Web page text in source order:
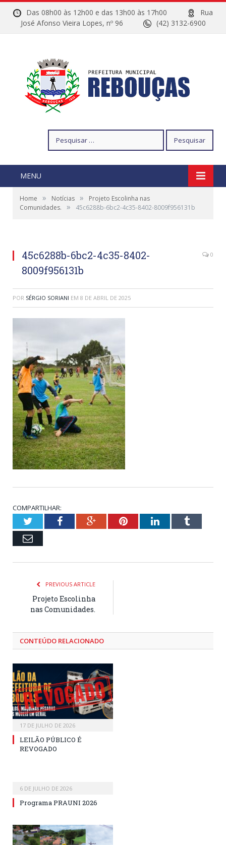
Das 08h00 às 12h00 e das 13h00 às 17h00
Rua
José Afonso Vieira Lopes, nº 96
(42) 3132-6900
por:
MENU
Home » Notícias »
Projeto Escolinha nas
Comunidades.
» 45c6288b-6bc2-4c35-8402-8009f956131b
45c6288b-6bc2-4c35-8402-
8009f956131b
0
POR SÉRGIO SORIANI EM 8 DE ABRIL DE 2025
COMPARTILHAR:
TwitterFacebookGoogle+PinterestLinkedInTumblr
Email
PREVIOUS ARTICLE
Projeto Escolinha
nas Comunidades.
CONTEÚDO RELACIONADO
17 DE JULHO DE 2026
LEILÃO PÚBLICO É
REVOGADO
6 DE JULHO DE 2026
Programa PRAUNI 2026